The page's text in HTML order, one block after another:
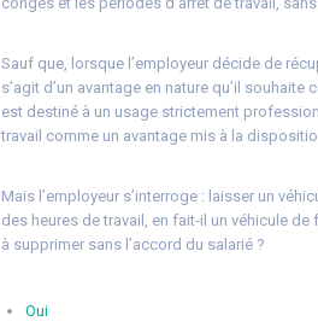
Sauf que, lorsque l’employeur décide de
s’agit d’un avantage en nature qu’il
est destiné à un usage strictement
travail comme un avantage mis à la
Mais l’employeur s’interroge : laisser un
des heures de travail, en fait-il un véhicule
à supprimer sans l’accord du salarié ?
Oui